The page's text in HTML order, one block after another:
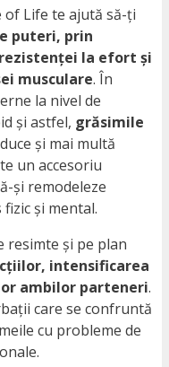
of Life te ajută să-ți
puteri, prin
la efort și
musculare. În
la nivel de
și astfel, grăsimile
și mai multă
un accesoriu
și remodeleze
și mental.
resimte și pe plan
intensificarea
ambilor parteneri.
care se confruntă
cu probleme de